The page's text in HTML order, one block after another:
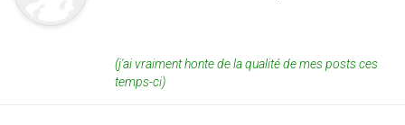
(j'ai vraiment honte de la qualité de mes posts ces
temps-ci)